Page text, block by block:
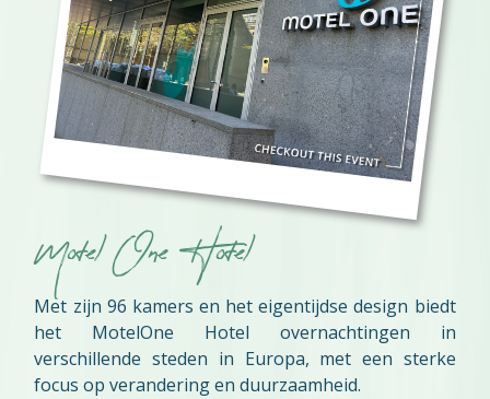
Motel One Hotel
Met zijn 96 kamers en het eigentijdse design biedt
het MotelOne Hotel overnachtingen in
verschillende steden in Europa, met een sterke
focus op verandering en duurzaamheid.